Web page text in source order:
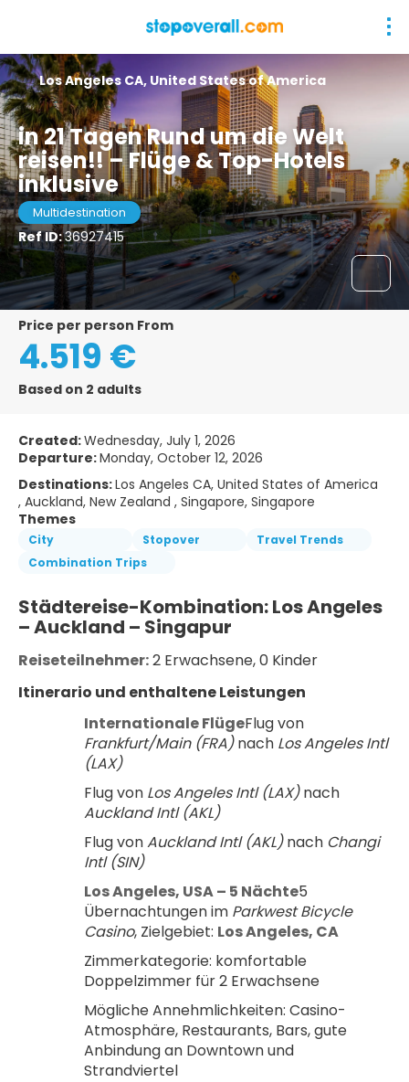
in 21 Tagen Rund um die Welt
reisen!! – Flüge & Top-Hotels
inklusive
Multidestination
Ref ID:36927415
Los Angeles CA, United States of America
price per person From
4.519 €
Based on 2 adults
Created:Wednesday, July 1, 2026
Departure:Monday, October 12, 2026
Destinations:Los Angeles CA, United States of America
, Auckland, New Zealand , Singapore, Singapore
Themes
City Stopover
Travel Trends
Combination Trips
Städtereise-Kombination: Los Angeles
– Auckland – Singapur
Reiseteilnehmer: 2 Erwachsene, 0 Kinder
Itinerario und enthaltene Leistungen
Internationale Flüge
Frankfurt/Main (FRA) nach Los Angeles Intl
(LAX)
Flug von Los Angeles Intl (LAX)
Auckland Intl (AKL)
Flug von Auckland Intl (AKL) nach Changi
Intl (SIN)
Los Angeles, USA – 5 Nächte5
Übernachtungen im Parkwest Bicycle
Casino, Zielgebiet: Los Angeles, CA
Zimmerkategorie: komfortable
Doppelzimmer für 2 Erwachsene
Mögliche Annehmlichkeiten: Casino-
Atmosphäre, Restaurants, Bars, gute
Anbindung an Downtown und
Strandviertel